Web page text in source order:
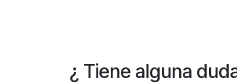
¿ Tiene alguna